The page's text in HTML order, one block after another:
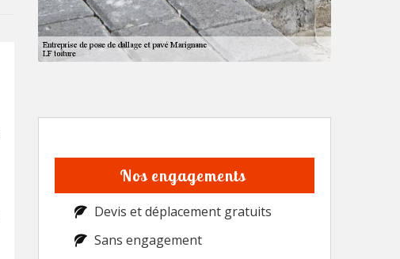
Nos engagements
Devis et déplacement gratuits
Sans engagement